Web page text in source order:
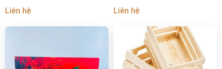
Liên hệ
Liên hệ